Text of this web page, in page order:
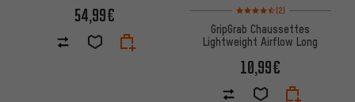
54,99€ Note moyenne : 4,5 sur 5
(2)
GripGrab Chaussettes
Lightweight Airflow Long
10,99€